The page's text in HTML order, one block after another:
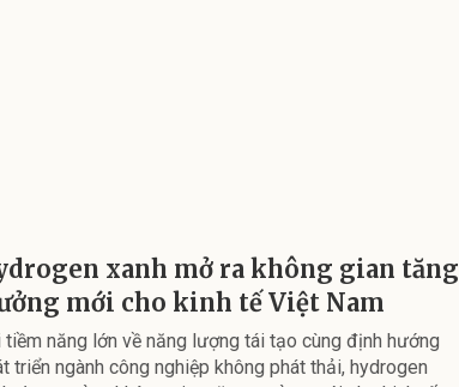
xanh mở ra không gian tăng
mới cho kinh tế Việt Nam
tiềm năng lớn về năng lượng tái tạo cùng định hướng
triển ngành công nghiệp không phát thải, hydrogen